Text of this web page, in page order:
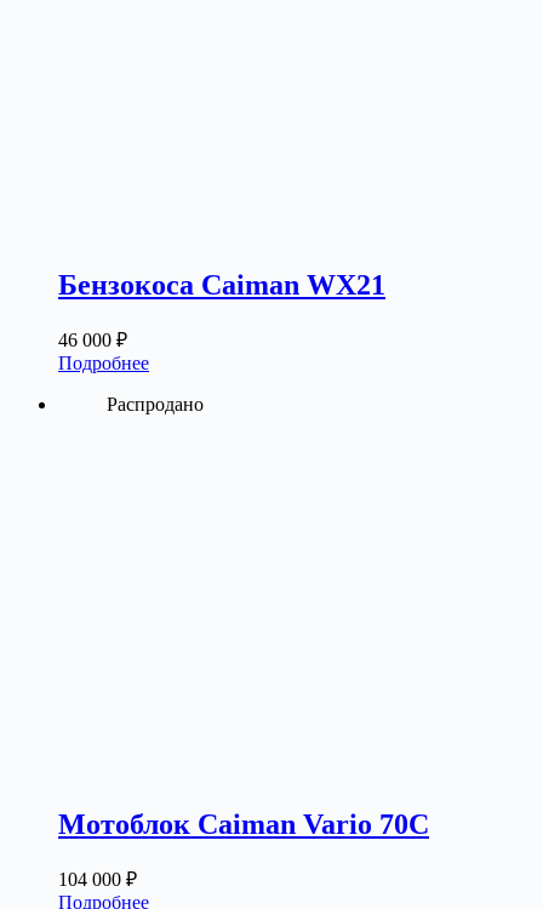
Бензокоса Caiman WX21
46 000 ₽
Подробнее
Распродано
Мотоблок Caiman Vario 70C
104 000 ₽
Подробнее